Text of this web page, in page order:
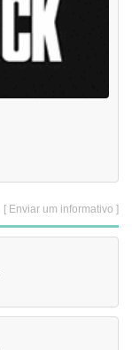
[ Enviar um informativo ]